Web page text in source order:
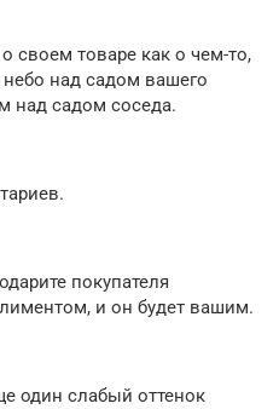
своем товаре как о чем-то,
над садом вашего
над садом соседа.
покупателя
и он будет вашим.
один слабый оттенок